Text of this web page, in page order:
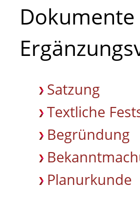
Satzung
Textliche
Begründung
Planurkunde